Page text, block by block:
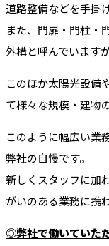
道路整備などを手掛
また、門扉・門柱・
外構と呼んでいます
このほか太陽光設備
て様々な規模・建物
このように幅広い業
弊社の自慢です。
新しくスタッフに加
がいのある業務に携
◎弊社で働いていた